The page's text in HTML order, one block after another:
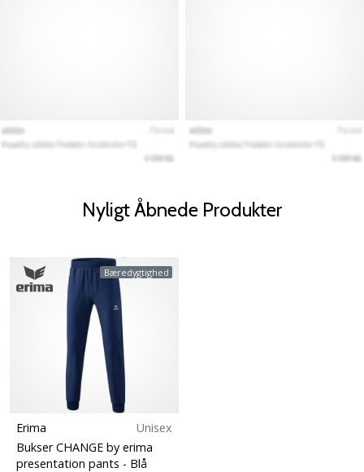
Nyligt Åbnede Produkter
Bæredygtighed
Erima
Unisex
Bukser CHANGE by erima
presentation pants - Blå